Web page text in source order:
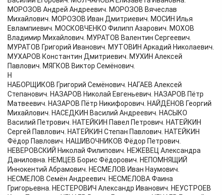
МОРОЗОВ Андрей Андреевич. МОРОЗОВ Вячеслав
Михайлович. МОРОЗОВ Иван Дмитриевич. МОСИН Илья
Евлампиевич. МОСКОВЧЕНКО Филипп Азарович. МОХОВ
Владимир Михайлович. МУРАТОВ Валентин Сергеевич.
МУРАТОВ Григорий Иванович. МУТОВИН Аркадий Николаевич.
МУХАРОВ Константин Дмитриевич. МУХИН Алексей
Павлович. МЯГКОВ Виктор Семёнович.
Н
НАБОРЩИКОВ Григорий Семёнович. НАГАЕВ Алексей
Степанович. НАЗАРОВ Николай Евгеньевич. НАЗАРОВ Пётр
Матвеевич. НАЗАРОВ Пётр Никифорович. НАЙДЁНОВ Георгий
Михайлович. НАСЕДКИН Василий Андреевич. НАСЫКО
Василий Петрович. НАТЕЙКИН Павел Петрович. НАТЕЙКИН
Сергей Павлович. НАТЕЙКИН Степан Павлович. НАТЕЙКИН
Фёдор Павлович. НАШИВОЧНИКОВ Фёдор Петрович.
НЕВЕРОВСКИЙ Николай Филипович. НЕЖЕВЕЦ Александра
Даниловна. НЕМЦЕВ Борис Фёдорович. НЕПОМНЯЩИЙ
Иннокентий Абрамович. НЕСМЕЛОВ Иван Наумович.
НЕСМЕЛОВ Семён Андреевич. НЕСМЕЛОВА Фаина
Григорьевна. НЕСТЕРОВИЧ Александр Иванович. НЕУСТРОЕВ